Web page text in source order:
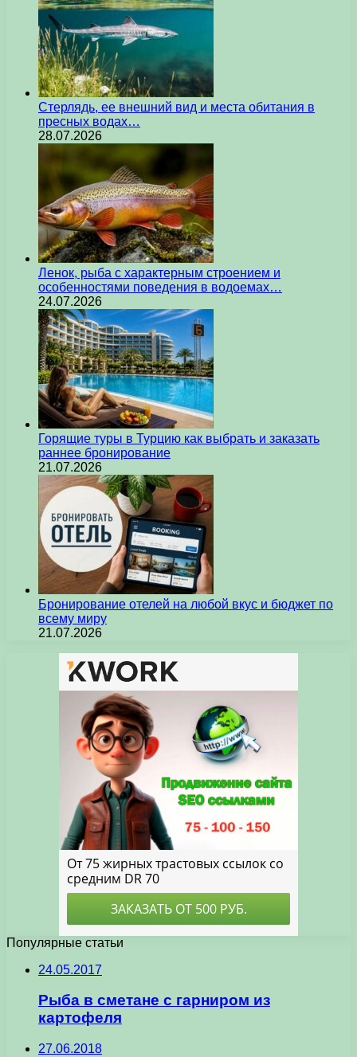
Стерлядь, ее внешний вид и места обитания в
пресных водах…
28.07.2026
Ленок, рыба с характерным строением и
особенностями поведения в водоемах…
24.07.2026
Горящие туры в Турцию как выбрать и заказать
раннее бронирование
21.07.2026
Бронирование отелей на любой вкус и бюджет по
всему миру
21.07.2026
Популярные статьи
24.05.2017
Рыба в сметане с гарниром из
картофеля
27.06.2018